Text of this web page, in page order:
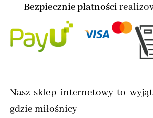
Bezpiecznie płatności
Nasz sklep internetowy to
gdzie miłośnicy